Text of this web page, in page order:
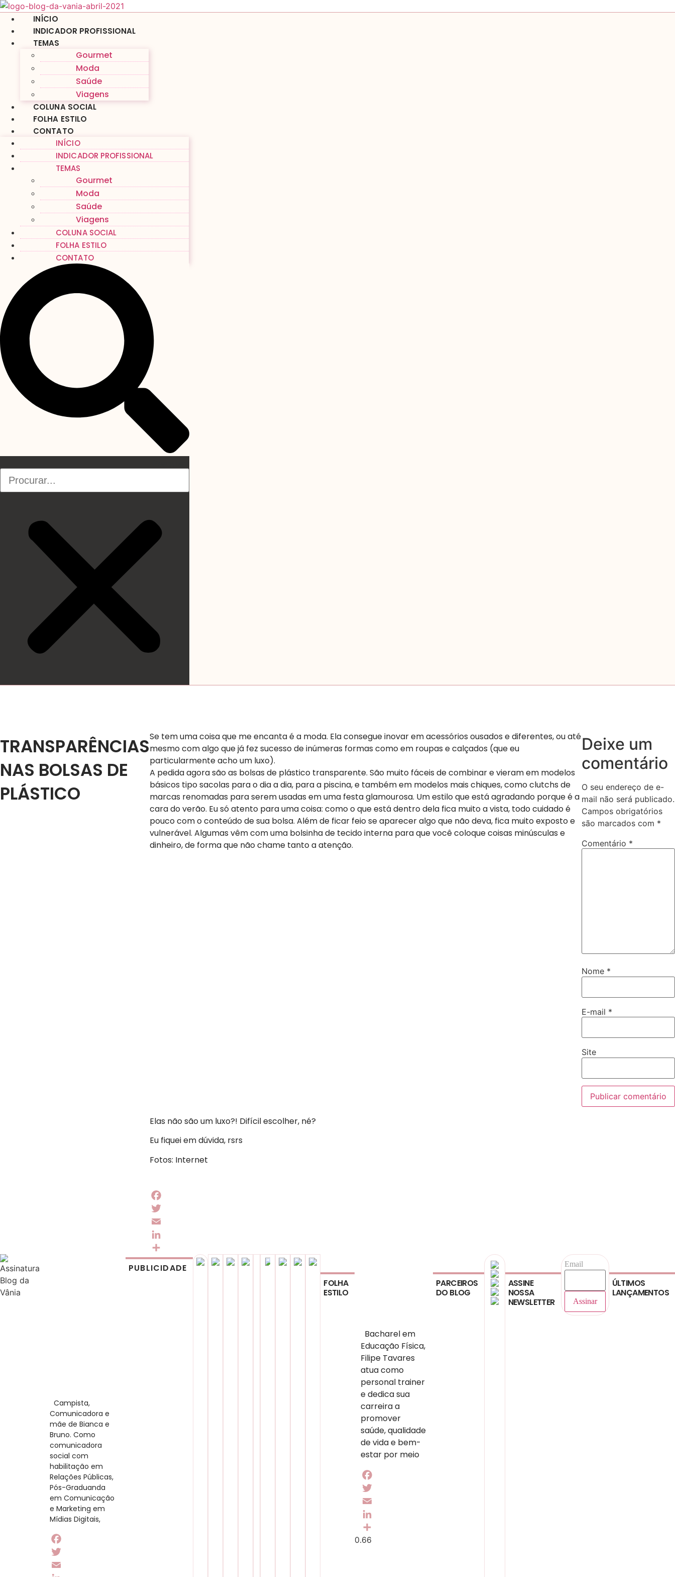
Ir
para
conteúdo
INÍCIO
INDICADOR PROFISSIONAL
TEMAS
Gourmet
Moda
Saúde
Viagens
COLUNA SOCIAL
FOLHA ESTILO
CONTATO
INÍCIO
INDICADOR PROFISSIONAL
TEMAS
Gourmet
Moda
Saúde
Viagens
COLUNA SOCIAL
FOLHA ESTILO
CONTATO
TRANSPARÊNCIAS
NAS BOLSAS DE
PLÁSTICO
Se tem uma coisa que me encanta é a moda. Ela consegue inovar em acessórios ousados e diferentes, ou até
mesmo com algo que já fez sucesso de inúmeras formas como em roupas e calçados (que eu
particularmente acho um luxo).
A pedida agora são as bolsas de plástico transparente. São muito fáceis de combinar e vieram em modelos
básicos tipo sacolas para o dia a dia, para a piscina, e também em modelos mais chiques, como clutchs de
marcas renomadas para serem usadas em uma festa glamourosa. Um estilo que está agradando porque é a
cara do verão. Eu só atento para uma coisa: como o que está dentro dela fica muito a vista, todo cuidado é
pouco com o conteúdo de sua bolsa. Além de ficar feio se aparecer algo que não deva, fica muito exposto e
vulnerável. Algumas vêm com uma bolsinha de tecido interna para que você coloque coisas minúsculas e
dinheiro, de forma que não chame tanto a atenção.
Elas não são um luxo?! Difícil escolher, né?
Eu fiquei em dúvida, rsrs
Fotos: Internet
Facebook
Twitter
Email
LinkedIn
Share
Deixe um
comentário
O seu endereço de e-
mail não será publicado.
Campos obrigatórios
são marcados com *
Comentário *
Nome *
E-mail *
Site
​ Campista,
Comunicadora e
mãe de Bianca e
Bruno. Como
comunicadora
social com
habilitação em
Relações Públicas,
Pós-Graduanda
em Comunicação
e Marketing em
Mídias Digitais,
Facebook
Twitter
PUBLICIDADE
FOLHA
ESTILO
Bacharel em
Educação Física,
Filipe Tavares
atua como
personal trainer
e dedica sua
carreira a
promover
saúde, qualidade
de vida e bem-
estar por meio
Facebook
Twitter
Email
LinkedIn
Share
PARCEIROS
DO BLOG
ASSINE
NOSSA
NEWSLETTER
Email
ÚLTIMOS
LANÇAMENTOS